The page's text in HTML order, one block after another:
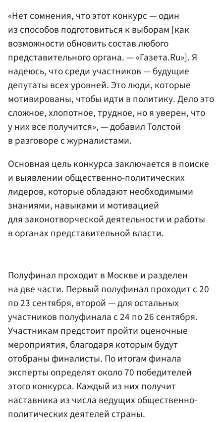
«Нет сомнения, что этот конкурс — один
из способов подготовиться к выборам [как
возможности обновить состав любого
представительного органа. — «Газета.Ru»]. Я
надеюсь, что среди участников — будущие
депутаты всех уровней. Это люди, которые
мотивированы, чтобы идти в политику. Дело это
сложное, хлопотное, трудное, но я уверен, что
у них все получится», — добавил Толстой
в разговоре с журналистами.
Основная цель конкурса заключается в поиске
и выявлении общественно-политических
лидеров, которые обладают необходимыми
знаниями, навыками и мотивацией
для законотворческой деятельности и работы
в органах представительной власти.
Полуфинал проходит в Москве и разделен
на две части. Первый полуфинал проходит с 20
по 23 сентября, второй — для остальных
участников полуфинала с 24 по 26 сентября.
Участникам предстоит пройти оценочные
мероприятия, благодаря которым будут
отобраны финалисты. По итогам финала
эксперты определят около 70 победителей
этого конкурса. Каждый из них получит
наставника из числа ведущих общественно-
политических деятелей страны.